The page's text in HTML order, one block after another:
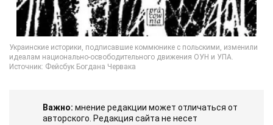
Важно: мнение редакции может отличаться от
авторского. Редакция сайта не несет